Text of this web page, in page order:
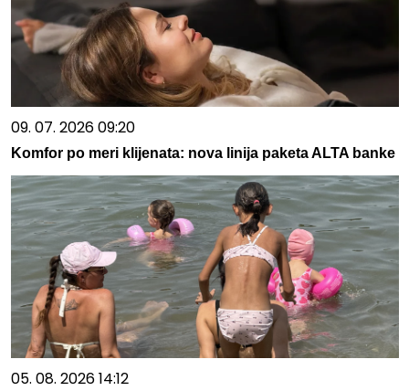
09. 07. 2026 09:20
Komfor po meri klijenata: nova linija paketa ALTA banke
05. 08. 2026 14:12